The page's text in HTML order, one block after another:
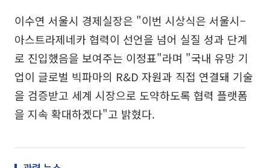
이수연 서울시 경제실장은 "이번 시상식은 서울시–
아스트라제네카 협력이 선언을 넘어 실질 성과 단계
로 진입했음을 보여주는 이정표"라며 "국내 유망 기
업이 글로벌 빅파마의 R&D 자원과 직접 연결돼 기술
을 검증받고 세계 시장으로 도약하도록 협력 플랫폼
을 지속 확대하겠다"고 밝혔다.